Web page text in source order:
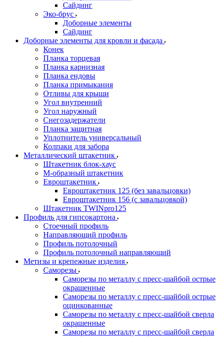
Сайдинг
Эко-брус
Доборные элементы
Сайдинг
Доборные элементы для кровли и фасада
Конек
Планка торцевая
Планка карнизная
Планка ендовы
Планка примыкания
Отливы для крыши
Угол внутренний
Угол наружный
Снегозадержатели
Планка защитная
Уплотнитель универсальный
Колпаки для забора
Металлический штакетник
Штакетник блок-хаус
М-образный штакетник
Евроштакетник
Евроштакетник 125 (без завальцовки)
Евроштакетник 156 (с завальцовкой)
Штакетник TWINpro125
Профиль для гипсокартона
Стоечный профиль
Направляющий профиль
Профиль потолочный
Профиль потолочный направляющий
Метизы и крепежные изделия
Саморезы
Саморезы по металлу с пресс-шайбой острые
окрашенные
Саморезы по металлу с пресс-шайбой острые
оцинкованные
Саморезы по металлу с пресс-шайбой сверла
окрашенные
Саморезы по металлу с пресс-шайбой сверла